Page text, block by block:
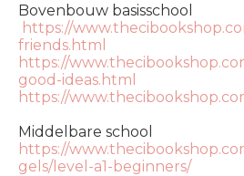
Bovenbouw basisschool
https://
friends.html
https://
good-ideas.html
https://
Middelbare school
https://
gels/level-a1-beginners/